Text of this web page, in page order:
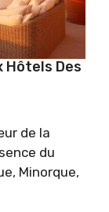
Hôtels Des
de la
du
Minorque,